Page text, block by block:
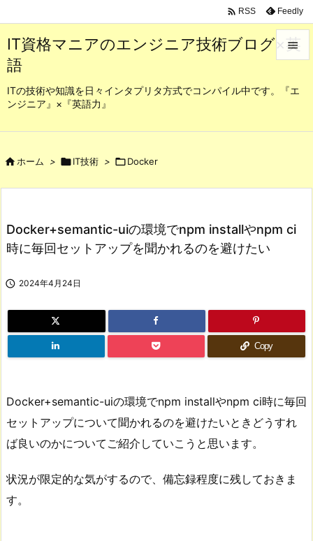
IT資格マニアのエンジニア技術ブログ×英
語
ITの技術や知識を日々インタプリタ方式でコンパイル中です。『エ
ンジニア』×『英語力』

メニュ
検索
 RSS Feedly
ホーム > IT技術 > Docker
Docker+semantic-uiの環境でnpm installやnpm ci
時に毎回セットアップを聞かれるのを避けたい
 2024年4月24日
Copy
Docker+semantic-uiの環境でnpm installやnpm ci時に毎回
セットアップについて聞かれるのを避けたいときどうすれ
ば良いのかについてご紹介していこうと思います。
状況が限定的な気がするので、備忘録程度に残しておきま
す。